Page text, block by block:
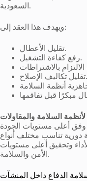
السعودية.
ويهدف هذا العقد إلى:
تقليل الأعطال.
رفع كفاءة التشغيل.
تقليل تكاليف الإصلاح.
السلامة والمقاولات
وفق أعلى مستويات الجودة
دورية تناسب مختلف أنواع
وتحقيق أعلى مستويات
الأمن والسلامة.
الدفاع داخل المنشآت